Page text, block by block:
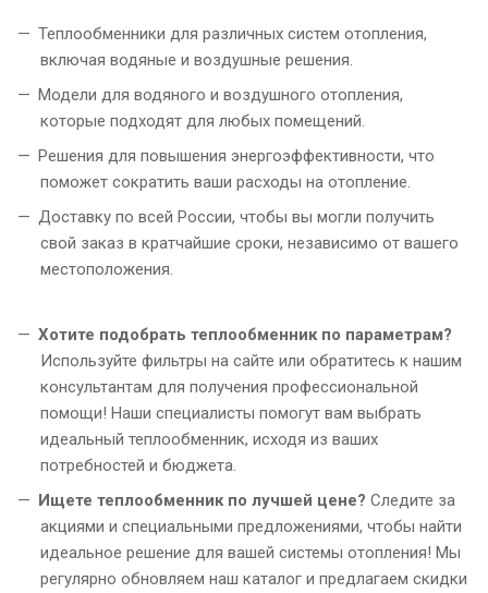
Теплообменники для различных систем отопления,
включая водяные и воздушные решения.
Модели для водяного и воздушного отопления,
которые подходят для любых помещений.
Решения для повышения энергоэффективности, что
поможет сократить ваши расходы на отопление.
Доставку по всей России, чтобы вы могли получить
свой заказ в кратчайшие сроки, независимо от вашего
местоположения.
Хотите подобрать теплообменник по параметрам?
Используйте фильтры на сайте или обратитесь к нашим
консультантам для получения профессиональной
помощи! Наши специалисты помогут вам выбрать
идеальный теплообменник, исходя из ваших
потребностей и бюджета.
Ищете теплообменник по лучшей цене? Следите за
акциями и специальными предложениями, чтобы найти
идеальное решение для вашей системы отопления! Мы
регулярно обновляем наш каталог и предлагаем скидки